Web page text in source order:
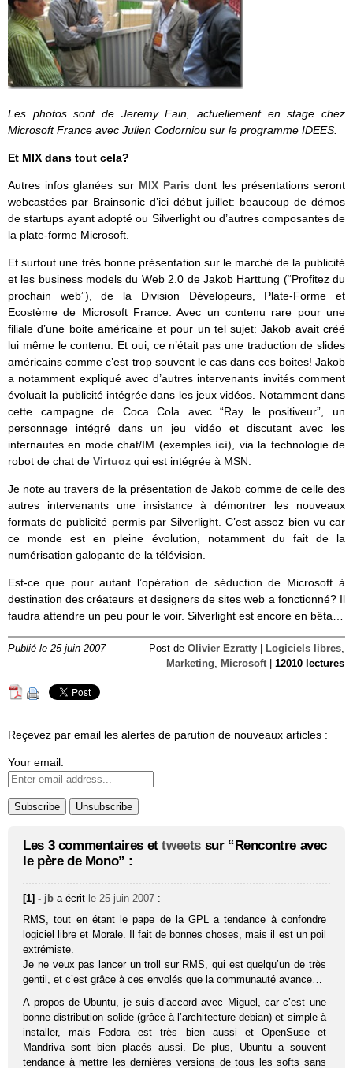
Les photos sont de Jeremy Fain, actuellement en stage chez
Microsoft France avec Julien Codorniou sur le programme IDEES.
Et MIX dans tout cela?
Autres infos glanées sur MIX Paris dont les présentations seront
webcastées par Brainsonic d’ici début juillet: beaucoup de démos
de startups ayant adopté ou Silverlight ou d’autres composantes de
la plate-forme Microsoft.
Et surtout une très bonne présentation sur le marché de la publicité
et les business models du Web 2.0 de Jakob Harttung (“Profitez du
prochain web”), de la Division Dévelopeurs, Plate-Forme et
Ecostème de Microsoft France. Avec un contenu rare pour une
filiale d’une boite américaine et pour un tel sujet: Jakob avait créé
lui même le contenu. Et oui, ce n’était pas une traduction de slides
américains comme c’est trop souvent le cas dans ces boites! Jakob
a notamment expliqué avec d’autres intervenants invités comment
évoluait la publicité intégrée dans les jeux vidéos. Notamment dans
cette campagne de Coca Cola avec “Ray le positiveur”, un
personnage intégré dans un jeu vidéo et discutant avec les
internautes en mode chat/IM (exemples ici), via la technologie de
robot de chat de Virtuoz qui est intégrée à MSN.
Je note au travers de la présentation de Jakob comme de celle des
autres intervenants une insistance à démontrer les nouveaux
formats de publicité permis par Silverlight. C’est assez bien vu car
ce monde est en pleine évolution, notamment du fait de la
numérisation galopante de la télévision.
Est-ce que pour autant l’opération de séduction de Microsoft à
destination des créateurs et designers de sites web a fonctionné? Il
faudra attendre un peu pour le voir. Silverlight est encore en bêta…
Publié le 25 juin 2007 Post de Olivier Ezratty Logiciels libres,
Marketing, Microsoft| 12010 lectures
Reçevez par email les alertes de parution de nouveaux articles :
Your email:
Les 3 commentaires ettweets sur “Rencontre avec
le père de Mono” :
[1] - jb a écrit le 25 juin 2007 :
RMS, tout en étant le pape de la GPL a tendance à confondre
logiciel libre et Morale. Il fait de bonnes choses, mais il est un poil
extrémiste.
Je ne veux pas lancer un troll sur RMS, qui est quelqu’un de très
gentil, et c’est grâce à ces envolés que la communauté avance…
A propos de Ubuntu, je suis d’accord avec Miguel, car c’est une
bonne distribution solide (grâce à l’architecture debian) et simple à
installer, mais Fedora est très bien aussi et OpenSuse et
Mandriva sont bien placés aussi. De plus, Ubuntu a souvent
tendance à mettre les dernières versions de tous les softs sans